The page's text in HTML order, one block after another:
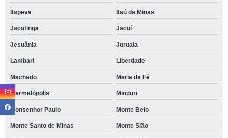
Itapeva Itaú de Minas
Jacutinga Jacuí
Jesuânia Juruaia
Lambari Liberdade
Machado Maria da Fé
Marmelópolis Minduri
Monsenhor Paulo Monte Belo
Monte Santo de Minas Monte Sião